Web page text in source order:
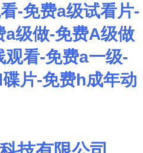
-免费a级试看片-
a级做-免费A级做
观看-免费a一级-
片-免费h成年动